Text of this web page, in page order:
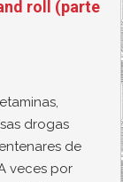
roll (parte
drogas
de
veces por